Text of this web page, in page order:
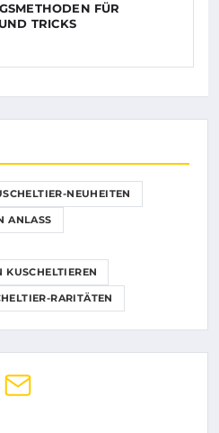
FÜR
TRICKS
NEUHEITEN
ANLASS
KUSCHELTIEREN
RARITÄTEN